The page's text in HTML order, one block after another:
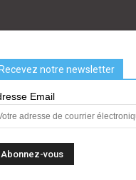
Recevez notre newsletter
Email